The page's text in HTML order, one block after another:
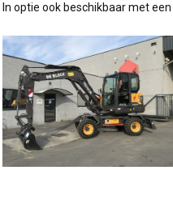
In optie ook beschikbaar met een